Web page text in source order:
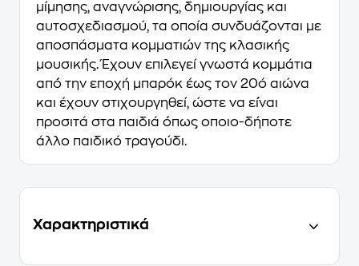
μίμησης, αναγνώρισης, δημιουργίας και
αυτοσχεδιασμού, τα οποία συνδυάζονται με
αποσπάσματα κομματιών της κλασικής
μουσική́ς. Έχουν επιλεγεί γνωστά κομμάτια
από́ την εποχή μπαρόκ έως τον 20ό αιώνα
και έχουν στιχουργηθεί, ώστε να εί́ναι
προσιτά στα παιδιά ό́πως οποιο-δήποτε
άλλο παιδικό τραγούδι.
Χαρακτηριστικά